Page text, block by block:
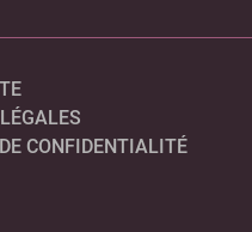
CONFIDENTIALITÉ